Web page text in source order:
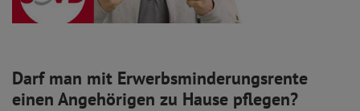
Darf man mit Erwerbsminderungsrente
einen Angehörigen zu Hause pflegen?